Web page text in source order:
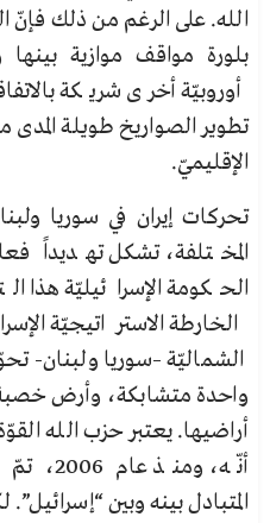
الله. على الرغم من ذلك فإنّ
بلورة مواقف موازية بينها
أوروبيّة أخرى شريكة
تطوير الصواريخ طويلة المدى
الإقليميّ.
تحركات إيران في سوريا
المختلفة، تشكل تهديداً
الحكومة الإسرائيليّة هذا
الخارطة الاستراتيجيّة
الشماليّة –سوريا ولبنان-
واحدة متشابكة، وأرض
أراضيها. يعتبر حزب الله
أنّه،
المتبادل بينه وبين